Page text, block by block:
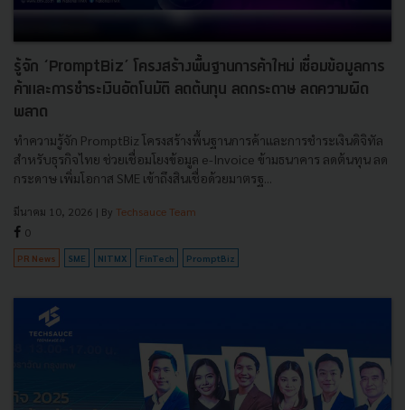
รู้จัก ‘PromptBiz’ โครงสร้างพื้นฐานการค้าใหม่ เชื่อมข้อมูลการ
ค้าและการชำระเงินอัตโนมัติ ลดต้นทุน ลดกระดาษ ลดความผิด
พลาด
ทำความรู้จัก PromptBiz โครงสร้างพื้นฐานการค้าและการชำระเงินดิจิทัล
สำหรับธุรกิจไทย ช่วยเชื่อมโยงข้อมูล e-Invoice ข้ามธนาคาร ลดต้นทุน ลด
กระดาษ เพิ่มโอกาส SME เข้าถึงสินเชื่อด้วยมาตรฐ...
มีนาคม 10, 2026 | By Techsauce Team
0
PR News SME NITMX FinTech PromptBiz